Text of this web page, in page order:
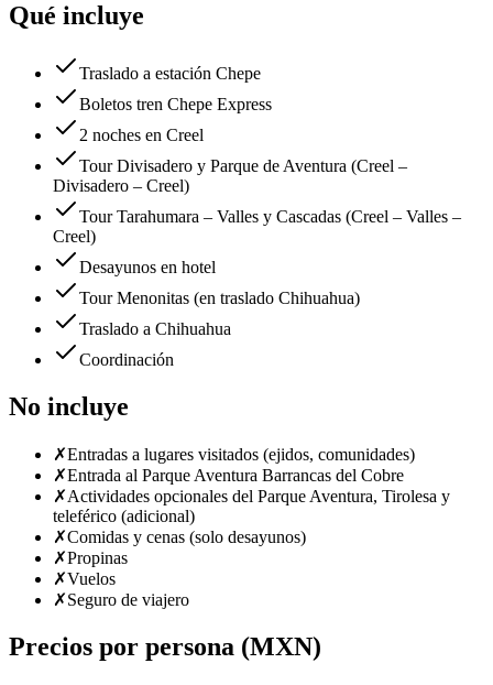
Qué incluye
Traslado a estación Chepe
Boletos tren Chepe Express
2 noches en Creel
Tour Divisadero y Parque de Aventura (Creel –
Divisadero – Creel)
Tour Tarahumara – Valles y Cascadas (Creel – Valles –
Creel)
Desayunos en hotel
Tour Menonitas (en traslado Chihuahua)
Traslado a Chihuahua
Coordinación
No incluye
✗Entradas a lugares visitados (ejidos, comunidades)
✗Entrada al Parque Aventura Barrancas del Cobre
✗Actividades opcionales del Parque Aventura, Tirolesa y
teleférico (adicional)
✗Comidas y cenas (solo desayunos)
✗Propinas
✗Vuelos
✗Seguro de viajero
Precios por persona (MXN)